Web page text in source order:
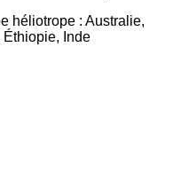
héliotrope : Australie,
Éthiopie, Inde